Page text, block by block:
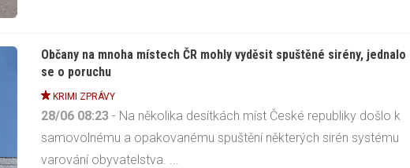
Občany na mnoha místech ČR mohly vyděsit spuštěné sirény, jednalo
se o poruchu
KRIMI ZPRÁVY
28/06 08:23 - Na několika desítkách míst České republiky došlo k
samovolnému a opakovanému spuštění některých sirén systému
varování obyvatelstva. ...